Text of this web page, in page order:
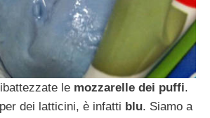
le mozzarelle dei puffi.
dei latticini, è infatti blu. Siamo a